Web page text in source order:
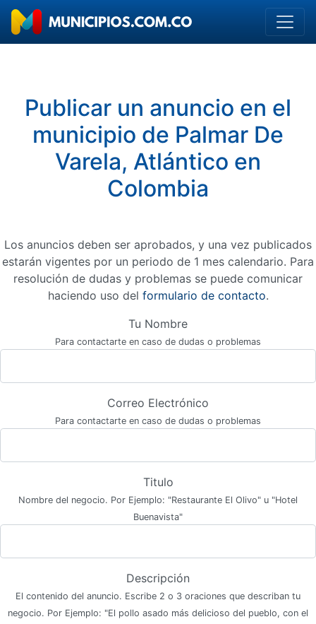
Publicar un anuncio en el
municipio de Palmar De
Varela, Atlántico en
Colombia
Los anuncios deben ser aprobados, y una vez publicados
estarán vigentes por un periodo de 1 mes calendario. Para
resolución de dudas y problemas se puede comunicar
haciendo uso del formulario de contacto.
Tu Nombre
Para contactarte en caso de dudas o problemas
Correo Electrónico
Para contactarte en caso de dudas o problemas
Titulo
Nombre del negocio. Por Ejemplo: "Restaurante El Olivo" u "Hotel
Buenavista"
Descripción
El contenido del anuncio. Escribe 2 o 3 oraciones que describan tu
negocio. Por Ejemplo: "El pollo asado más delicioso del pueblo, con el